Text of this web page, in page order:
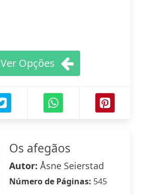
Ver Opções
Os afegãos
Autor: Åsne Seierstad
Número de Páginas: 545